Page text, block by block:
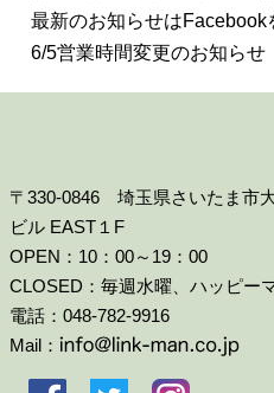
最新のお知らせはFacebook
6/5営業時間変更のお知らせ
〒330-0846 埼玉県さいたま市
ビル EAST１F
OPEN：10：00～19：00
CLOSED：毎週水曜、ハッピー
電話：048-782-9916
Mail：